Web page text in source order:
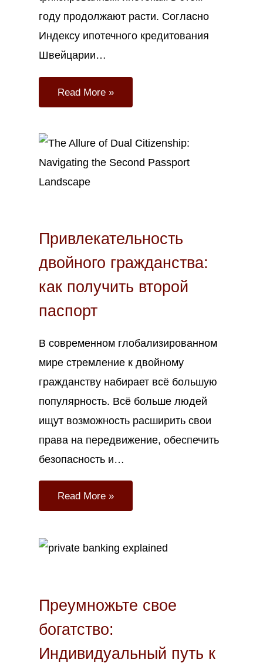
году продолжают расти. Согласно
Индексу ипотечного кредитования
Швейцарии…
Read More »
Привлекательность
двойного гражданства:
как получить второй
паспорт
В современном глобализированном
мире стремление к двойному
гражданству набирает всё большую
популярность. Всё больше людей
ищут возможность расширить свои
права на передвижение, обеспечить
безопасность и…
Read More »
Преумножьте свое
богатство:
Индивидуальный путь к